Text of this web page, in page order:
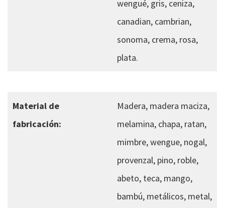
wengué, gris, ceniza,
canadian, cambrian,
sonoma, crema, rosa,
plata.
Material de
fabricación:
Madera, madera maciza,
melamina, chapa, ratan,
mimbre, wengue, nogal,
provenzal, pino, roble,
abeto, teca, mango,
bambú, metálicos, metal,